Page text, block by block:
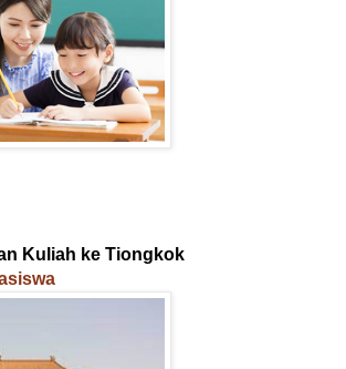
Kuliah ke Tiongkok